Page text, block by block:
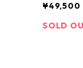
¥49,500
SOLD